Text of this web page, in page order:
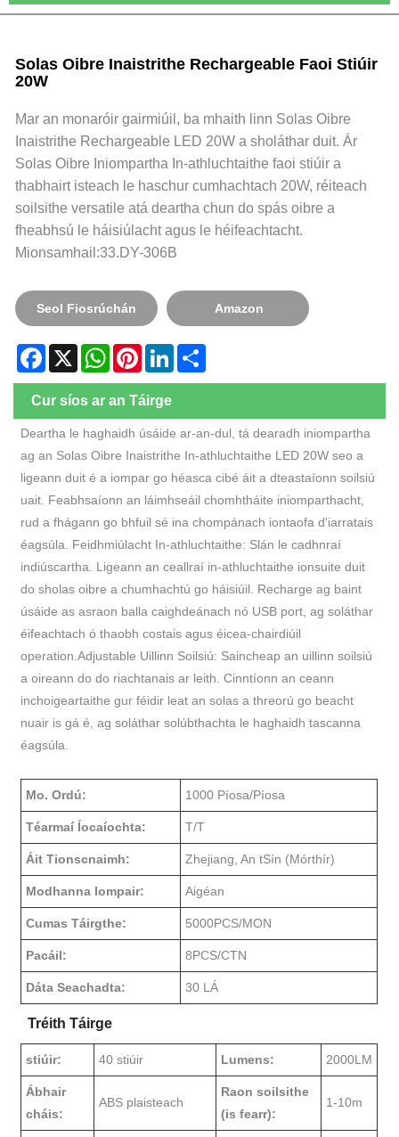
Solas Oibre Inaistrithe Rechargeable Faoi Stiúir
20W
Mar an monaróir gairmiúil, ba mhaith linn Solas Oibre
Inaistrithe Rechargeable LED 20W a sholáthar duit. Ár
Solas Oibre Iniompartha In-athluchtaithe faoi stiúir a
thabhairt isteach le haschur cumhachtach 20W, réiteach
soilsithe versatile atá deartha chun do spás oibre a
fheabhsú le háisiúlacht agus le héifeachtacht.
Mionsamhail:33.DY-306B
Seol Fiosrúchán Amazon
Facebook
X WhatsApp
PinterestLinkedIn
Cur síos ar an Táirge
Deartha le haghaidh úsáide ar-an-dul, tá dearadh iniompartha
ag an Solas Oibre Inaistrithe In-athluchtaithe LED 20W seo a
ligeann duit é a iompar go héasca cibé áit a dteastaíonn soilsiú
uait. Feabhsaíonn an láimhseáil chomhtháite iniomparthacht,
rud a fhágann go bhfuil sé ina chompánach iontaofa d'iarratais
éagsúla. Feidhmiúlacht In-athluchtaithe: Slán le cadhnraí
indiúscartha. Ligeann an ceallraí in-athluchtaithe ionsuite duit
do sholas oibre a chumhachtú go háisiúil. Recharge ag baint
úsáide as asraon balla caighdeánach nó USB port, ag soláthar
éifeachtach ó thaobh costais agus éicea-chairdiúil
operation.Adjustable Uillinn Soilsiú: Saincheap an uillinn soilsiú
a oireann do do riachtanais ar leith. Cinntíonn an ceann
inchoigeartaithe gur féidir leat an solas a threorú go beacht
nuair is gá é, ag soláthar solúbthachta le haghaidh tascanna
éagsúla.
Mo. Ordú: 1000 Píosa/Píosa
Téarmaí Íocaíochta: T/T
Áit Tionscnaimh: Zhejiang, An tSín (Mórthír)
Modhanna Iompair: Aigéan
Cumas Táirgthe: 5000PCS/MON
Pacáil: 8PCS/CTN
Dáta Seachadta: 30 LÁ
Tréith Táirge
stiúir: 40 stiúir Lumens: 2000LM
Ábhair
cháis:
ABS plaisteach
Raon soilsithe
(is fearr):
1-10m